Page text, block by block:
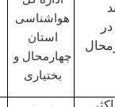
هواشناسی
استان
چهارمحال و